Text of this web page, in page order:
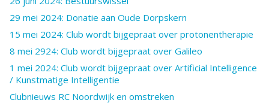
29 mei 2024: Donatie aan Oude Dorpskern
15 mei 2024: Club wordt bijgepraat over protonentherapie
8 mei 2924: Club wordt bijgepraat over Galileo
1 mei 2024: Club wordt bijgepraat over Artificial Intelligence
/ Kunstmatige Intelligentie
Clubnieuws RC Noordwijk en omstreken